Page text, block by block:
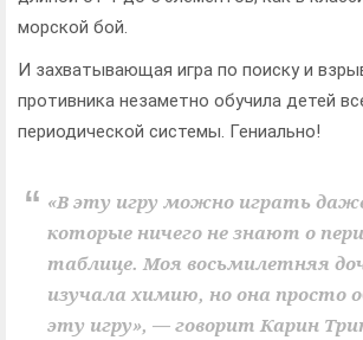
морской бой.
И захватывающая игра по поиску и
противника незаметно обучила детей
периодической системы. Гениально!
«В эту игру можно играть
которые ничего не знают о
таблице. Моя восьмилетняя
изучала химию, но она просто
эту игру», — говорит Карин